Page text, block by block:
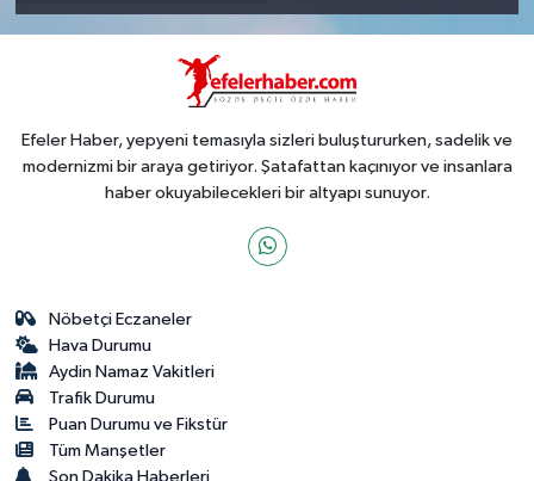
Efeler Haber, yepyeni temasıyla sizleri buluştururken, sadelik ve
modernizmi bir araya getiriyor. Şatafattan kaçınıyor ve insanlara
haber okuyabilecekleri bir altyapı sunuyor.
Nöbetçi Eczaneler
Hava Durumu
Aydin Namaz Vakitleri
Trafik Durumu
Puan Durumu ve Fikstür
Tüm Manşetler
Son Dakika Haberleri